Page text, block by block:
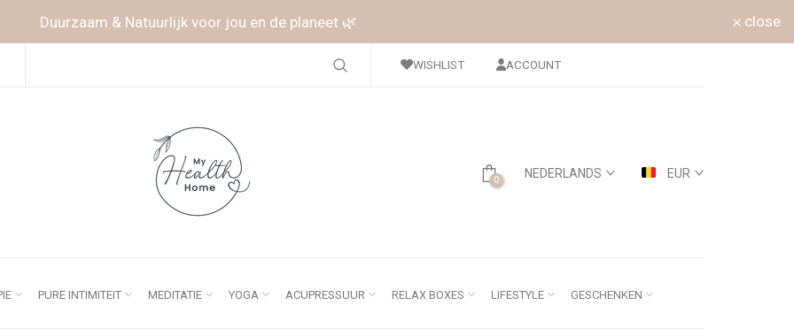
Duurzaam & Natuurlijk voor jou en de planeet 🌿 close
WISHLIST ACCOUNT
0 NEDERLANDS EUR
PURE INTIMITEIT MEDITATIE YOGA ACUPRESSUUR RELAX BOXES LIFESTYLE GESCHENKEN